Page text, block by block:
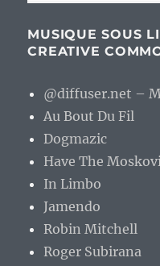
MUSIQUE SOUS
CREATIVE
@diffuser.net –
Au Bout Du Fil
Dogmazic
Have The
In Limbo
Jamendo
Robin Mitchell
Roger Subirana